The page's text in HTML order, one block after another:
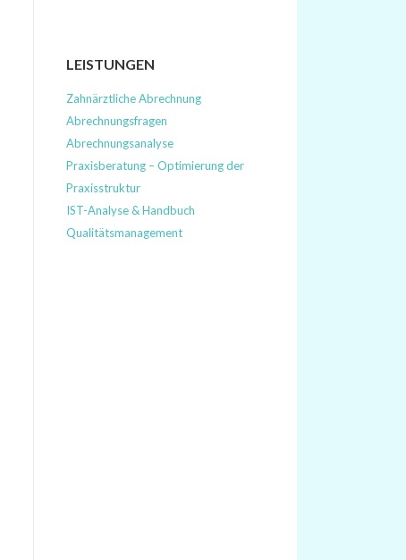
LEISTUNGEN
Zahnärztliche Abrechnung
Abrechnungsfragen
Abrechnungsanalyse
Praxisberatung – Optimierung der
Praxisstruktur
IST-Analyse & Handbuch
Qualitätsmanagement